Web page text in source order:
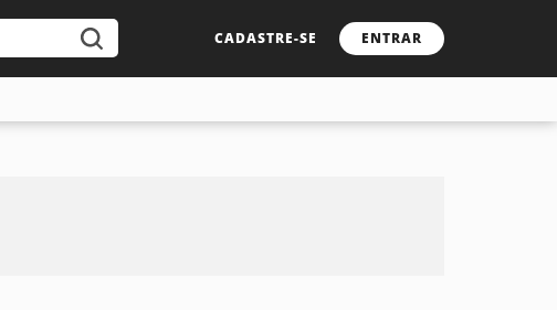
CADASTRE-SE ENTRAR